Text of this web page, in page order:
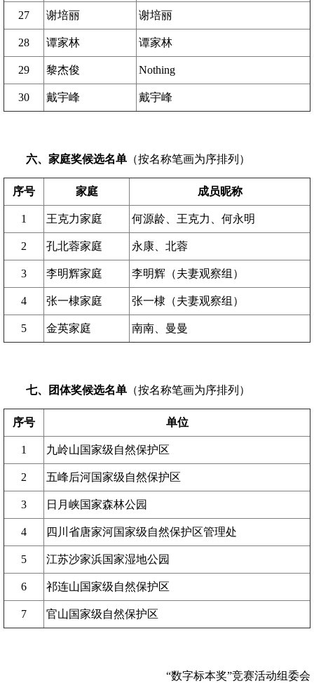
27 谢培丽 谢培丽
28 谭家林 谭家林
29 黎杰俊 Nothing
30 戴宇峰 戴宇峰
六、家庭奖候选名单 （按名称笔画为序排列）
序号 家庭 成员昵称
1 王克力家庭 何源龄、王克力、何永明
2 孔北蓉家庭 永康、北蓉
3 李明辉家庭 李明辉（夫妻观察组）
4 张一棣家庭 张一棣（夫妻观察组）
5 金英家庭 南南、曼曼
七、团体奖候选名单 （按名称笔画为序排列）
序号 单位
1 九岭山国家级自然保护区
2 五峰后河国家级自然保护区
3 日月峡国家森林公园
4 四川省唐家河国家级自然保护区管理处
5 江苏沙家浜国家湿地公园
6 祁连山国家级自然保护区
7 官山国家级自然保护区
“数字标本奖”竞赛活动组委会